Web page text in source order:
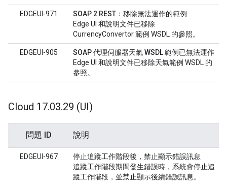
EDGEUI-971
SOAP 2 REST：移除無法運作的範例
Edge UI 和說明文件已移除
CurrencyConvertor 範例 WSDL 的參照。
EDGEUI-905
SOAP 代理伺服器天氣 WSDL 範例已無法運作
Edge UI 和說明文件已移除天氣範例 WSDL 的
參照。
Cloud 17.03.29 (UI)
問題 ID 說明
EDGEUI-967
停止追蹤工作階段後，禁止顯示錯誤訊息
追蹤工作階段期間發生錯誤時，系統會停止追
蹤工作階段，並禁止顯示後續錯誤訊息。